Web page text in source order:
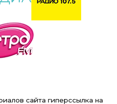
сайта гиперссылка на